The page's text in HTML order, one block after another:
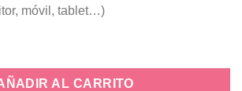
móvil, tablet…)
cantidad
AL CARRITO